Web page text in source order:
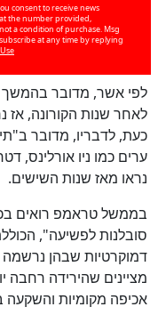
consent to receive news
the number provided,
a condition of purchase. Msg
at any time by replying
לאחר שנות הקורונה,
כעת, לדבריו, מדובר
ערים כמו ניו אורלינס,
נראו מאז שנות השישים.
בממשל טראמפ רואים
סובלנות לפשיעה",
דמוקרטיות שבהן
מציינים שהירידה רחבה
אכיפה מקומיות והשקעה